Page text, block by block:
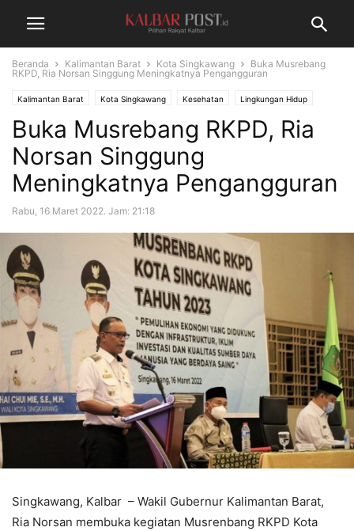
Beranda Kalimantan Barat Kota Singkawang
Buka Musrebang
RKPD, Ria Norsan Singgung Meningkatnya Pengangguran
Kalimantan Barat Kota Singkawang Kesehatan Lingkungan Hidup
Terkini
Buka Musrebang RKPD, Ria
Norsan Singgung
Meningkatnya Pengangguran
Rabu, 16 Maret 2022. Jam: 21:18
Singkawang, Kalbar – Wakil Gubernur Kalimantan Barat,
Ria Norsan membuka kegiatan Musrenbang RKPD Kota